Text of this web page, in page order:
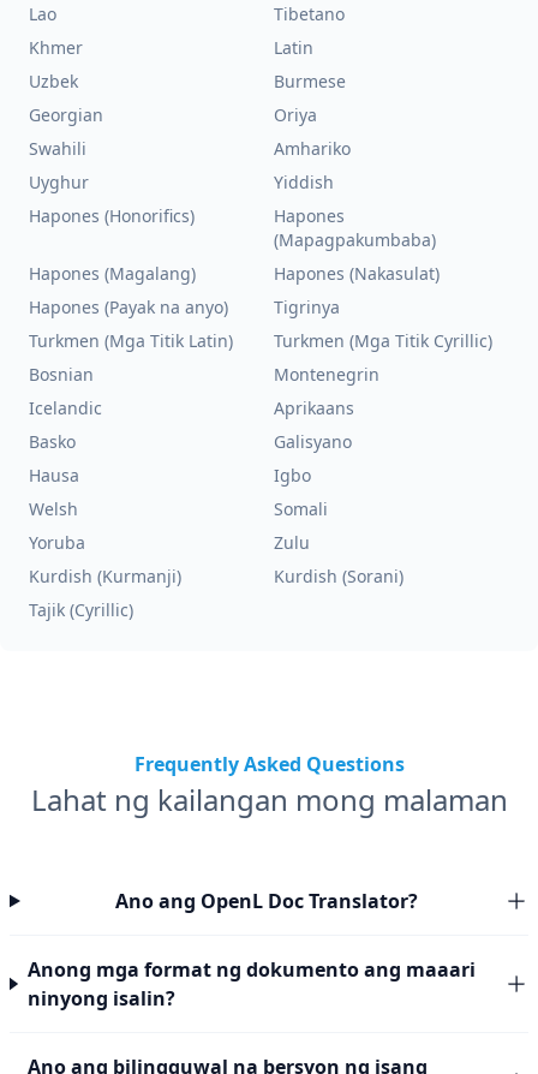
Lao
Tibetano
Khmer
Latin
Uzbek
Burmese
Georgian
Oriya
Swahili
Amhariko
Uyghur
Yiddish
Hapones (Honorifics)
Hapones
(Mapagpakumbaba)
Hapones (Magalang)
Hapones (Nakasulat)
Hapones (Payak na anyo)
Tigrinya
Turkmen (Mga Titik Latin)
Turkmen (Mga Titik Cyrillic)
Bosnian
Montenegrin
Icelandic
Aprikaans
Basko
Galisyano
Hausa
Igbo
Welsh
Somali
Yoruba
Zulu
Kurdish (Kurmanji)
Kurdish (Sorani)
Tajik (Cyrillic)
Frequently Asked Questions
Lahat ng kailangan mong malaman
Ano ang OpenL Doc Translator?
Anong mga format ng dokumento ang maaari
ninyong isalin?
Ano ang bilingguwal na bersyon ng isang